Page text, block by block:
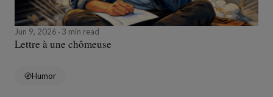
Jun 9, 2026 3 min read
Lettre à une chômeuse
Humor